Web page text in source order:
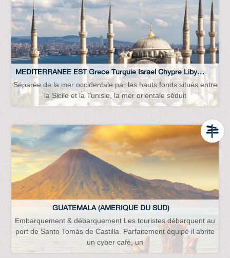
MEDITERRANEE EST Grece Turquie Israel Chypre Libye Crete Tunisie Mer-noire Adriatique...
Séparée de la mer occidentale par les hauts fonds situés entre
la Sicile et la Tunisie, la mer orientale séduit
GUATEMALA (AMERIQUE DU SUD)
Embarquement & débarquement Les touristes débarquent au
port de Santo Tomás de Castilla. Parfaitement équipé il abrite
un cyber café, un